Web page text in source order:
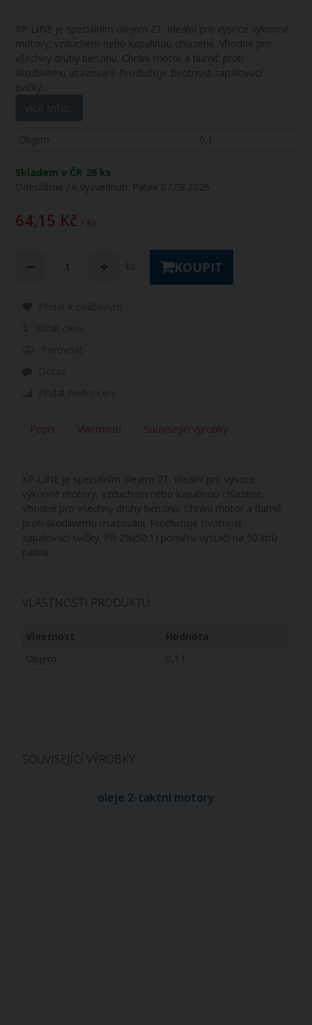
XP-LINE je speciálním olejem 2T. Ideální pro vysoce výkonné
motory, vzduchem nebo kapalinou chlazené. Vhodné pro
všechny druhy benzínu. Chrání motor a tlumič proti
škodlivému usazování. Prodlužuje životnost zapalovací
svíčky.
Objem 0,1
Skladem v ČR 26 ks
Odesíláme / k vyzvednutí: Pátek 07.08.2026
64,15 Kč / ks
ks KOUPIT
Popis Vlastnosti Související výrobky
XP-LINE je speciálním olejem 2T. Ideální pro vysoce
výkonné motory, vzduchem nebo kapalinou chlazené.
Vhodné pro všechny druhy benzínu. Chrání motor a tlumič
proti škodlivému usazování. Prodlužuje životnost
zapalovací svíčky. Při 2%(50:1) poměru vystačí na 50 litrů
paliva.
VLASTNOSTI PRODUKTU
Objem
0,1 l
SOUVISEJÍCÍ VÝROBKY
oleje 2-taktní motory